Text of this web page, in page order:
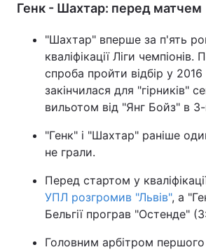
Генк - Шахтар: перед матчем
"Шахтар" вперше за п'ять
кваліфікації Ліги чемпіонів.
спроба пройти відбір у 2016
закінчилася для "гірників"
вильотом від "Янг Бойз" в
"Генк" і "Шахтар" раніше
не грали.
Перед стартом у
УПЛ розгромив "Львів", а
Бельгії програв "Остенде"
Головним арбітром